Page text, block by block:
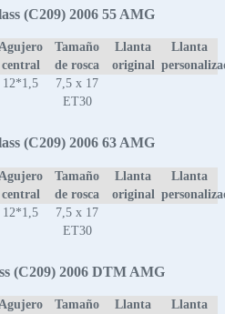
(C209) 2006 55 AMG
central
Tamaño
de rosca
Llanta
original
Llanta
12*1,5
7,5 x 17
ET30
(C209) 2006 63 AMG
Agujero
central
Tamaño
de rosca
Llanta
original
Llanta
12*1,5
7,5 x 17
ET30
(C209) 2006 DTM AMG
Agujero
Tamaño
Llanta
Llanta